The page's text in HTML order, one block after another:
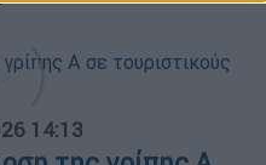
14:13